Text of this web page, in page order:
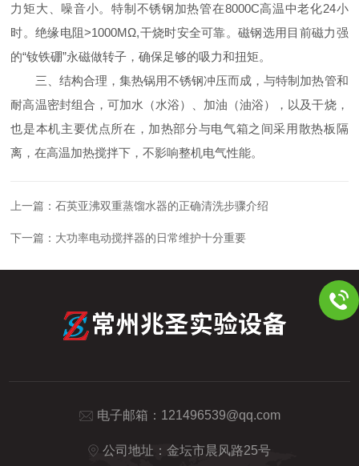
力矩大、噪音小。特制不锈钢加热管在8000C高温中老化24小
时。绝缘电阻>1000MΩ,干烧时安全可靠。磁钢选用目前磁力强
的“钕铁硼”永磁做转子，确保足够的吸力和扭矩。
三、结构合理，集热锅用不锈钢冲压而成，与特制加热管和
耐高温密封组合，可加水（水浴）、加油（油浴），以及干烧，
也是本机主要优点所在，加热部分与电气箱之间采用散热板隔
离，在高温加热搅拌下，不影响整机电气性能。
上一篇：石英亚沸双重蒸馏水器的正确清洗步骤介绍
下一篇： 大功率电动搅拌器的日常维护十分重要
电子邮箱： 121496539@qq.com
公司地址：金坛市晨风路25号